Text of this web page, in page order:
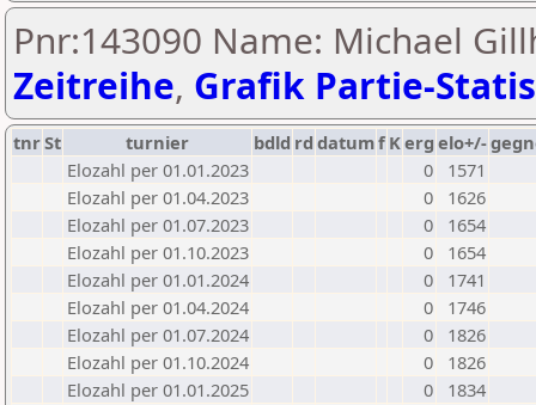
Pnr:143090 Name: Michael
Zeitreihe, Grafik Partie-
tnrSt turnier bdld rd datumf Kerg elo+/-
Elozahl per 01.01.2023
0
1571
Elozahl per 01.04.2023
0
1626
Elozahl per 01.07.2023
0
1654
Elozahl per 01.10.2023
0
1654
Elozahl per 01.01.2024
0
1741
Elozahl per 01.04.2024
0
1746
Elozahl per 01.07.2024
0
1826
Elozahl per 01.10.2024
0
1826
Elozahl per 01.01.2025
0
1834